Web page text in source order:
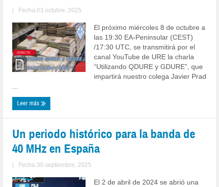
| Fecha:03 octubre, 2025
El próximo miércoles 8 de octubre a
las 19:30 EA-Peninsular (CEST)
/17:30 UTC, se transmitirá por el
canal YouTube de URE la charla
“Utilizando QDURE y GDURE”, que
impartirá nuestro colega Javier Prad
Leer más
Un periodo histórico para la banda de
40 MHz en España
| Fecha:30 septiembre, 2025
El 2 de abril de 2024 se abrió una